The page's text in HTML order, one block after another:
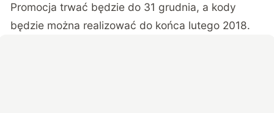
Promocja trwać będzie do 31 grudnia, a kody
będzie można realizować do końca lutego 2018.